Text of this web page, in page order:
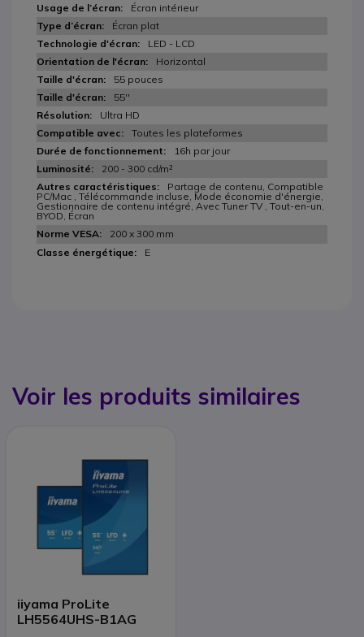
Écran intérieur
Écran plat
LED - LCD
Horizontal
55 pouces
55''
Ultra HD
Toutes les plateformes
16h par jour
200 - 300 cd/m²
Partage de contenu, Compatible
PC/Mac , Télécommande incluse, Mode économie d'énergie,
Gestionnaire de contenu intégré, Avec Tuner TV , Tout-en-un,
BYOD, Écran
200 x 300 mm
E
Voir les produits similaires
iiyama ProLite
LH5564UHS-B1AG